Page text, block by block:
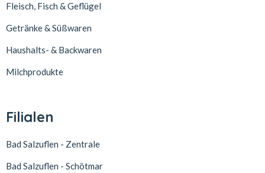
Fleisch, Fisch & Geflügel
Getränke & Süßwaren
Haushalts- & Backwaren
Milchprodukte
Filialen
Bad Salzuflen - Zentrale
Bad Salzuflen - Schötmar